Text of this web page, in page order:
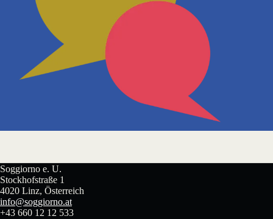
Soggiorno e. U.
Stockhofstraße 1
4020 Linz, Österreich
info@soggiorno.at
+43 660 12 12 533